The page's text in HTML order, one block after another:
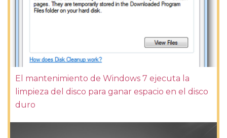
El mantenimiento de Windows 7 ejecuta la
limpieza del disco para ganar espacio en el disco
duro